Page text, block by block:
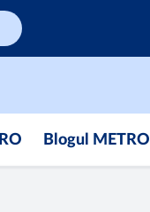
Blogul METRO